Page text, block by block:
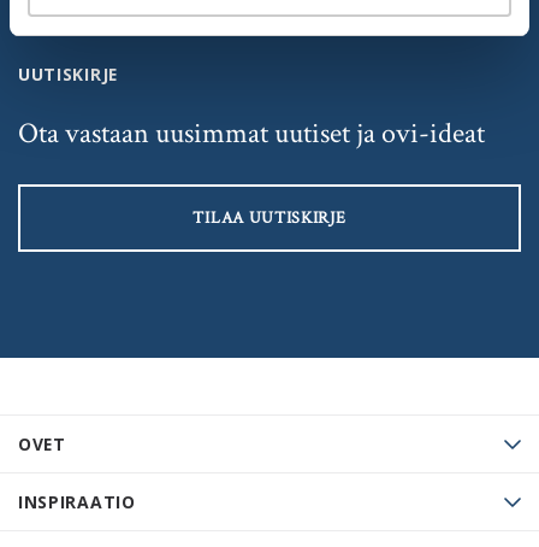
OVET
INSPIRAATIO
UUTISKIRJE
Ota vastaan uusimmat uutiset ja ovi-ideat
TILAA UUTISKIRJE